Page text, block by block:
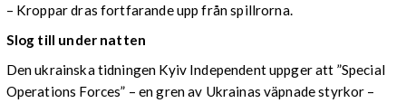
– Kroppar dras fortfarande upp från spillrorna.
Slog till under natten
Den ukrainska tidningen Kyiv Independent uppger att ”Special
Operations Forces” – en gren av Ukrainas väpnade styrkor –